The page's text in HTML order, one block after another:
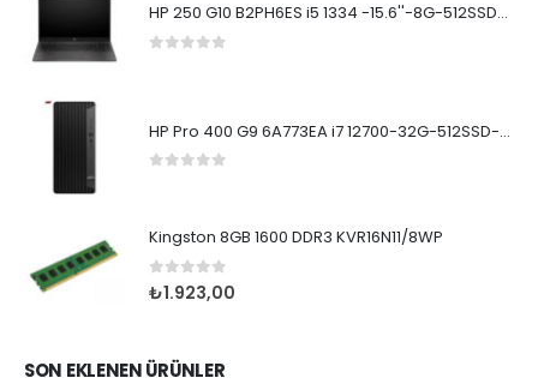
HP 250 G10 B2PH6ES i5 1334 -15.6''-8G-512SSD-Dos
HP Pro 400 G9 6A773EA i7 12700-32G-512SSD-W11Pro
Kingston 8GB 1600 DDR3 KVR16N11/8WP
0 5 üzerinden
₺1.923,00
SON EKLENEN ÜRÜNLER